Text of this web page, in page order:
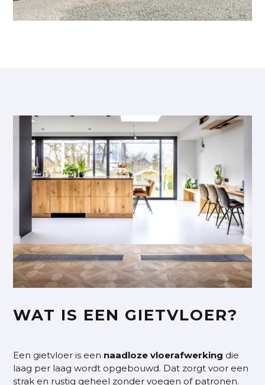
WAT IS EEN GIETVLOER?
Een gietvloer is een naadloze vloerafwerking die
laag per laag wordt opgebouwd. Dat zorgt voor een
strak en rustig geheel zonder voegen of patronen.